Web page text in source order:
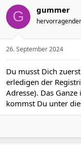
G gummer
26. September 2024
Du musst Dich
erledigen der
Adresse). Das
kommst Du unter